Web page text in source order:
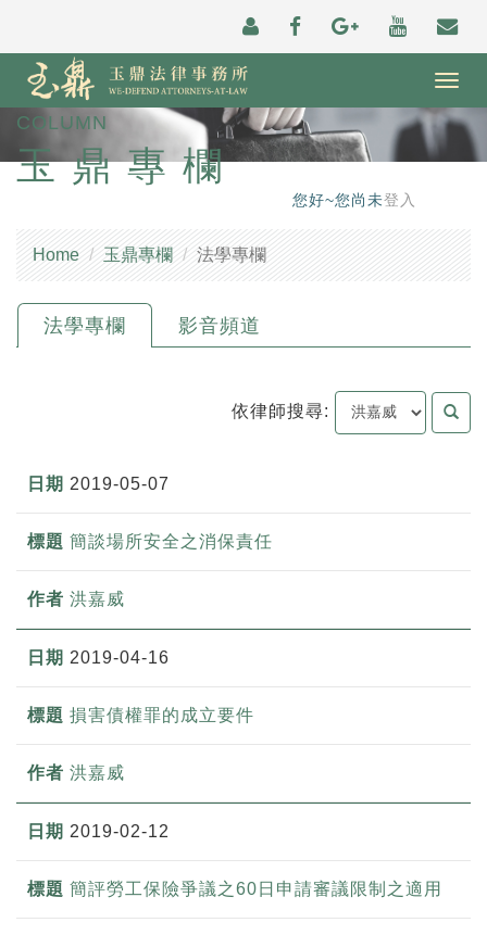
COLUMN
玉鼎專欄
您好~您尚未登入
Home 玉鼎專欄 法學專欄
法學專欄 影音頻道
依律師搜尋:
2019-05-07
簡談場所安全之消保責任
洪嘉威
2019-04-16
損害債權罪的成立要件
洪嘉威
2019-02-12
簡評勞工保險爭議之60日申請審議限制之適用